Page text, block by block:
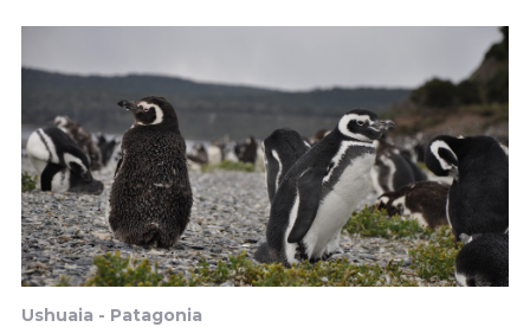
Ushuaia - Patagonia